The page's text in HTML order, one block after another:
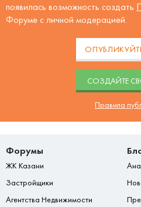
появилась возможность создать
Форуме с личной модерацией.
CОЗДАЙТЕ
Правила
Форумы
ЖК Казани
Застройщики
Агентства Недвижимости